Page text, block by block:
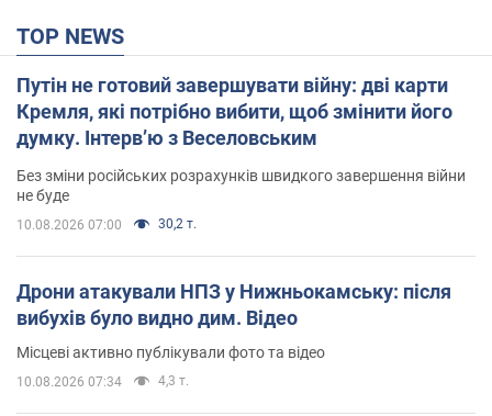
TOP NEWS
Путін не готовий завершувати війну: дві карти
Кремля, які потрібно вибити, щоб змінити його
думку. Інтерв’ю з Веселовським
Без зміни російських розрахунків швидкого завершення війни
не буде
10.08.2026 07:00 30,2 т.
Дрони атакували НПЗ у Нижньокамську: після
вибухів було видно дим. Відео
Місцеві активно публікували фото та відео
10.08.2026 07:34 4,3 т.